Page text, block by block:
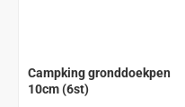
Campking gronddoekpen
10cm (6st)